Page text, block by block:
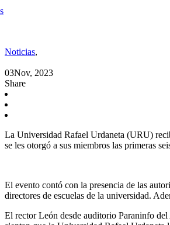
Noticias,
03Nov, 2023
Share
La Universidad Rafael Urdaneta (URU)
se les otorgó a sus miembros las primeras
El evento contó con la presencia de las
directores de escuelas de la universidad.
El rector León desde auditorio Paraninfo